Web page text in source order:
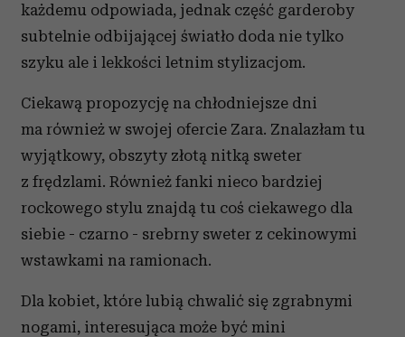
każdemu odpowiada, jednak część garderoby
subtelnie odbijającej światło doda nie tylko
szyku ale i lekkości letnim stylizacjom.
Ciekawą propozycję na chłodniejsze dni
ma również w swojej ofercie Zara. Znalazłam tu
wyjątkowy, obszyty złotą nitką sweter
z frędzlami. Również fanki nieco bardziej
rockowego stylu znajdą tu coś ciekawego dla
siebie - czarno - srebrny sweter z cekinowymi
wstawkami na ramionach.
Dla kobiet, które lubią chwalić się zgrabnymi
nogami, interesująca może być mini